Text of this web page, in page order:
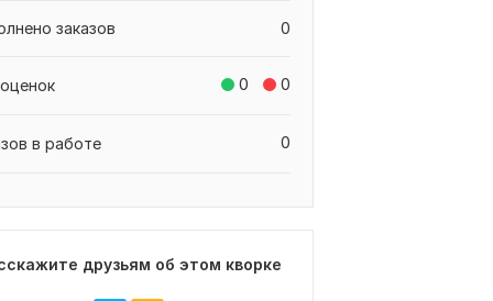
0
заказов
0 0
0
в работе
друзьям об этом кворке